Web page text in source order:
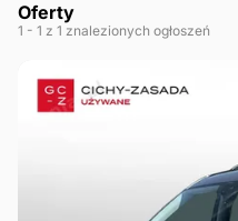
Oferty
1 - 1 z 1 znalezionych ogłoszeń